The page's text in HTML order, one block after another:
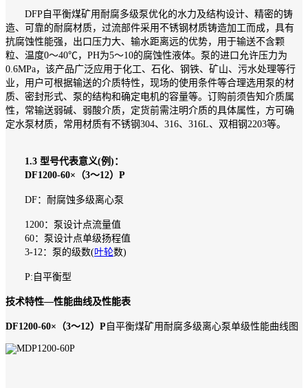
DFP自平衡煤矿用耐腐多级泵优化的水力及结构设计、精密的铸
造、可靠的耐腐材质，过流部件采用不锈钢材质铸造加工而成，具有
抗腐蚀性能强，出口压力大、输水距离远的优势，用于输送不含颗
粒、温度0～40℃，PH为5～10的腐蚀性液体。泵的进口允许压力为
0.6MPa，该产品广泛应用于化工、石化、钢铁、矿山、污水处理等行
业，用户可根据输送的介质特性，现场的使用条件等合理选用泵的材
质、密封形式、泵的结构和确定电机的容量等。订购前须告知介质属
性，常输送弱碱、弱酸介质，定货前需注明介质的具体属性，方可确
定水泵材质，常用材质有不锈钢304、316、316L、双相钢2203等。
1.3 型号代表意义(例)：
DF1200-60×（3～12）P
DF：耐腐蚀多级离心泵
1200：泵设计点流量值
60：泵设计点单级扬程值
3-12：泵的级数(叶轮数)
P:自平衡型
技术特性—性能曲线及性能表
DF1200-60×（3～12）P 自平衡煤矿用耐腐多级离心泵单级性能曲线图